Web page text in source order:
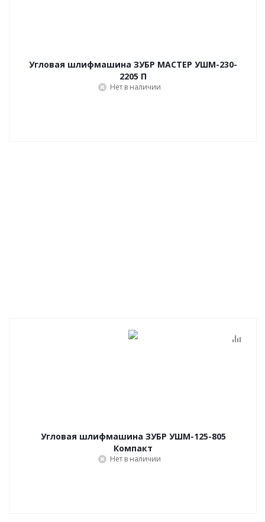
Угловая шлифмашина ЗУБР МАСТЕР УШМ-230-
2205 П
Нет в наличии
Угловая шлифмашина ЗУБР УШМ-125-805
Компакт
Нет в наличии